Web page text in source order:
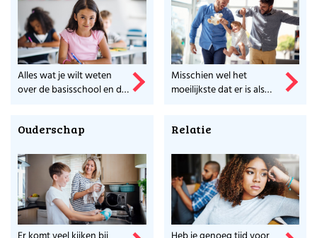
Alles wat je wilt weten
over de basisschool en de
Misschien wel het
moeilijkste dat er is als
Ouderschap Relatie